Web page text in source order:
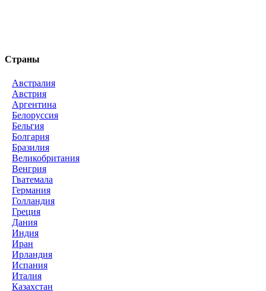
Страны
Австралия
Австрия
Аргентина
Белоруссия
Бельгия
Болгария
Бразилия
Великобритания
Венгрия
Гватемала
Германия
Голландия
Греция
Дания
Индия
Иран
Ирландия
Испания
Италия
Казахстан